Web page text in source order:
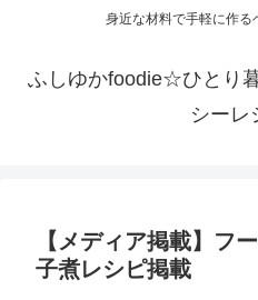
身近な材料で手軽に作る
ふしゆかfoodie☆ひとり
シーレ
【メディア掲載】フ
子煮レシピ掲載